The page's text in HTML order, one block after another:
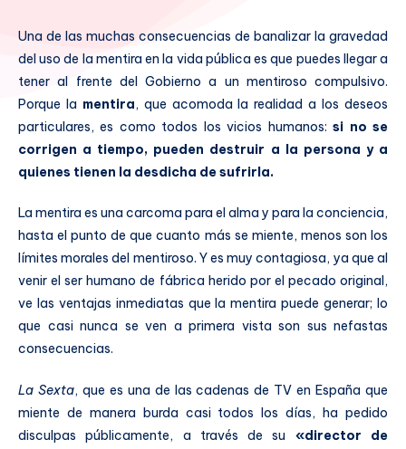
Una de las muchas consecuencias de banalizar la gravedad
del uso de la mentira en la vida pública es que puedes llegar a
tener al frente del Gobierno a un mentiroso compulsivo.
Porque la mentira, que acomoda la realidad a los deseos
particulares, es como todos los vicios humanos: si no se
corrigen a tiempo, pueden destruir a la persona y a
quienes tienen la desdicha de sufrirla.
La mentira es una carcoma para el alma y para la conciencia,
hasta el punto de que cuanto más se miente, menos son los
límites morales del mentiroso. Y es muy contagiosa, ya que al
venir el ser humano de fábrica herido por el pecado original,
ve las ventajas inmediatas que la mentira puede generar; lo
que casi nunca se ven a primera vista son sus nefastas
consecuencias.
La Sexta, que es una de las cadenas de TV en España que
miente de manera burda casi todos los días, ha pedido
disculpas públicamente, a través de su «director de